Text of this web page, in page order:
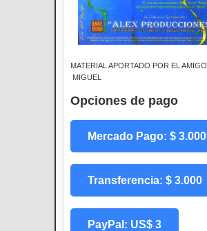
MATERIAL APORTADO POR EL AMIGO
MIGUEL
Opciones de pago
Mercado Pago: $ 3.000
Transferencia: $ 3.000
PayPal: US$ 3